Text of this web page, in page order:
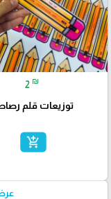
2 ₪
توزيعات قلم
add_shopping_cart